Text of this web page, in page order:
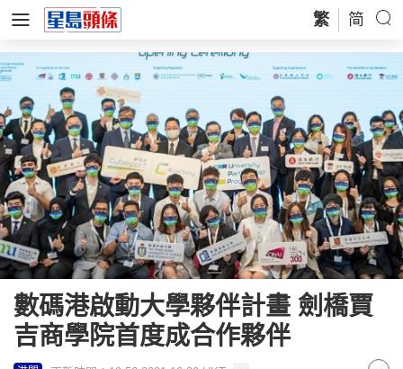
繁 简
數碼港啟動大學夥伴計畫 劍橋賈
吉商學院首度成合作夥伴